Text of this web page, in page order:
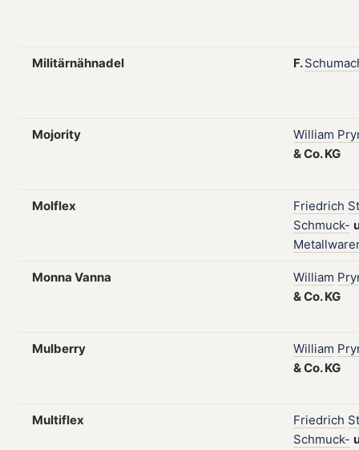
Militärnähnadel F.
Mojority William
&Co.KG
Molflex Friedrich
Schmuck-
Monna Vanna William
&Co.KG
Mulberry William
&Co.KG
Multiflex Friedrich
Schmuck-